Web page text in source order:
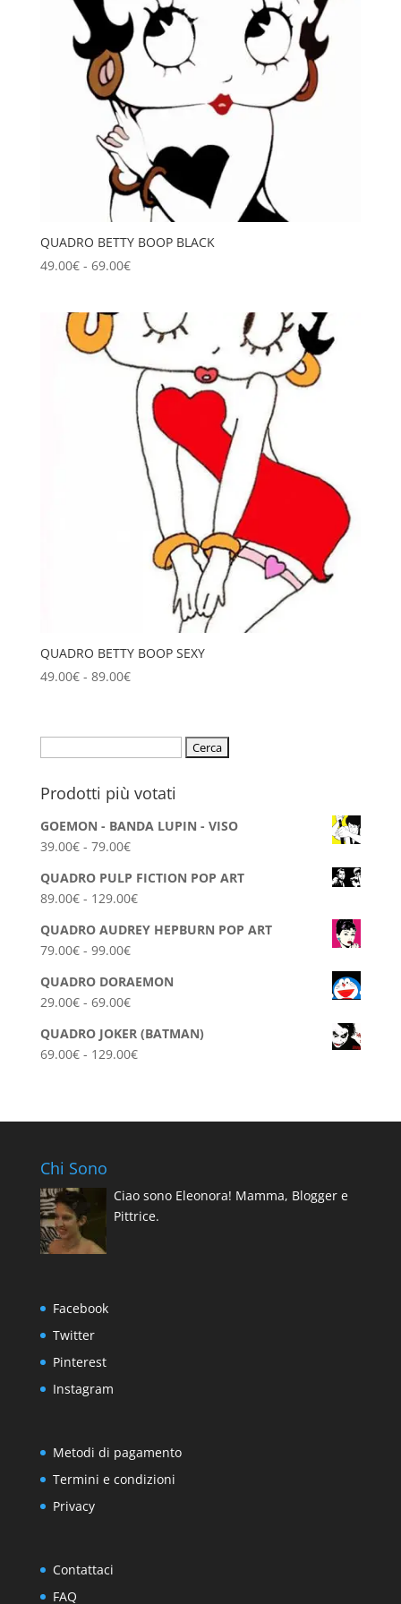
QUADRO BETTY BOOP BLACK
49.00€ - 69.00€Fascia
da
49.00€
a
69.00€
QUADRO BETTY BOOP SEXY
49.00€ - 89.00€Fascia
da
49.00€
89.00€
Prodotti più votati
GOEMON - BANDA LUPIN - VISO
39.00€ - 79.00€Fascia
prezzo:
da
39.00€
a
QUADRO PULP FICTION POP ART
89.00€ - 129.00€Fascia
prezzo:
89.00€
QUADRO AUDREY HEPBURN POP ART
79.00€ - 99.00€Fascia
prezzo:
da
79.00€
a
QUADRO DORAEMON
29.00€ - 69.00€Fascia
prezzo:
da
69.00€
QUADRO JOKER (BATMAN)
69.00€ - 129.00€Fascia
Chi Sono
Ciao sono Eleonora! Mamma, Blogger e
Pittrice.
Facebook
Twitter
Pinterest
Instagram
Metodi di pagamento
Termini e condizioni
Privacy
Contattaci
FAQ